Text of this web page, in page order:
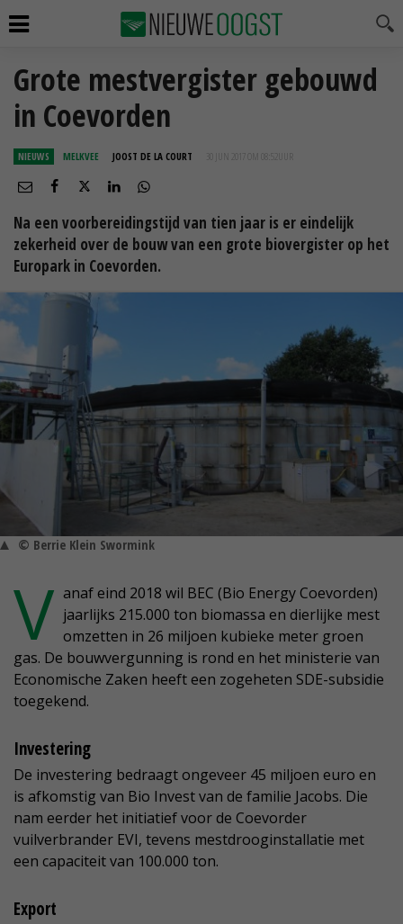
Grote mestvergister gebouwd
in Coevorden
NIEUWS MELKVEE JOOST DE LA COURT 30 JUN 2017 OM 08:52
Na een voorbereidingstijd van tien jaar is er eindelijk
zekerheid over de bouw van een grote biovergister op het
Europark in Coevorden.
© Berrie Klein Swormink
V anaf eind 2018 wil BEC (Bio Energy Coevorden)
jaarlijks 215.000 ton biomassa en dierlijke mest
omzetten in 26 miljoen kubieke meter groen
gas. De bouwvergunning is rond en het ministerie van
Economische Zaken heeft een zogeheten SDE-subsidie
toegekend.
Investering
De investering bedraagt ongeveer 45 miljoen euro en
is afkomstig van Bio Invest van de familie Jacobs. Die
nam eerder het initiatief voor de Coevorder
vuilverbrander EVI, tevens mestdrooginstallatie met
een capaciteit van 100.000 ton.
Export